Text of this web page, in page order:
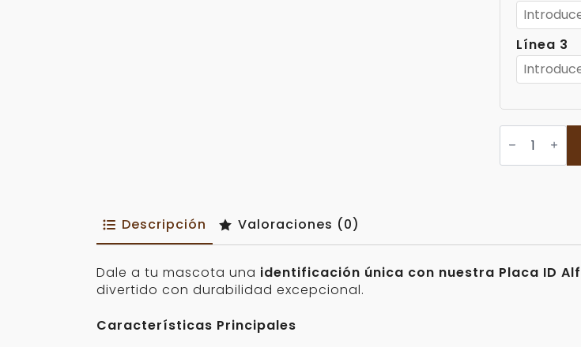
Línea 3
Placa
ID
Alfabeto
Letra
Descripción Valoraciones (0)
Dale a tu mascota una identificación única con nuestra Placa ID
divertido con durabilidad excepcional.
Características Principales